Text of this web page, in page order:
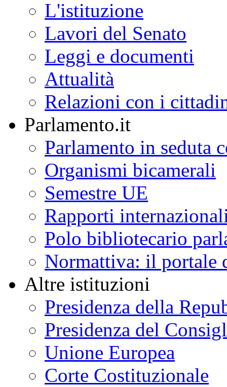
L'istituzione
Lavori del Senato
Leggi e documenti
Attualità
Relazioni con i
Parlamento.it
Parlamento in seduta
Organismi bicamerali
Semestre UE
Rapporti
Polo bibliotecario
Normattiva: il portale
Altre istituzioni
Presidenza della
Presidenza del
Unione Europea
Corte Costituzionale